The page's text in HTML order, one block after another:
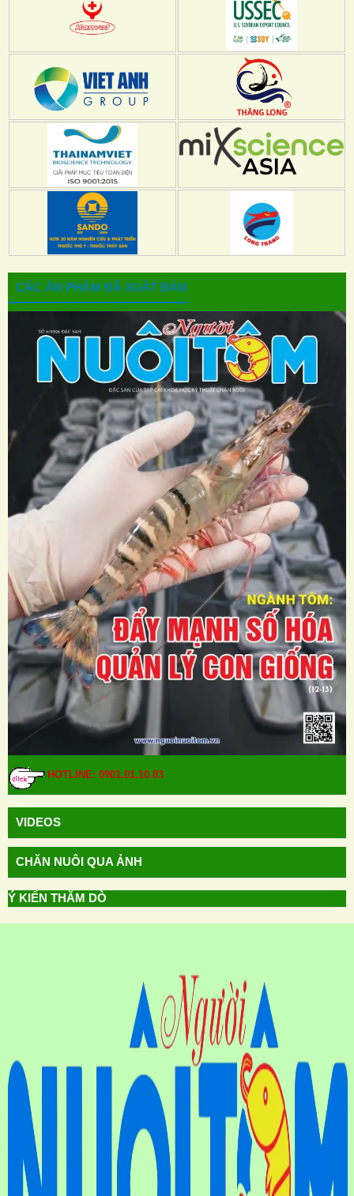
CÁC ẤN PHẨM ĐÃ XUẤT BẢN
HOTLINE: 0901.01.10.83
VIDEOS
CHĂN NUÔI QUA ẢNH
Ý KIẾN THĂM DÒ